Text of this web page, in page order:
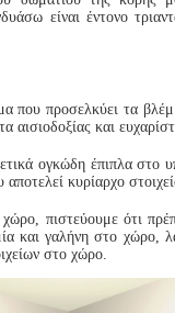
είναι έντονο
που προσελκύει τα
αισιοδοξίας και
ογκώδη έπιπλα στο
κυρίαρχο
πιστεύουμε ότι
και γαλήνη στο χώρο,
στο χώρο.